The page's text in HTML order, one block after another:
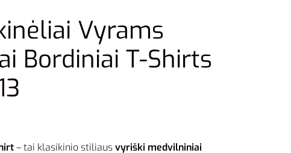
Vyrams
Bordiniai T-Shirts
– tai klasikinio stiliausvyriški medvilniniai